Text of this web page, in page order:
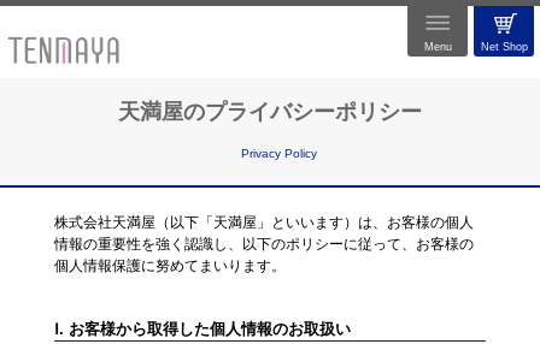
Net Shop
Menu
天満屋のプライバシーポリシー
Privacy Policy
株式会社天満屋（以下「天満屋」といいます）は、お客様の個人
情報の重要性を強く認識し、以下のポリシーに従って、お客様の
個人情報保護に努めてまいります。
Ⅰ. お客様から取得した個人情報のお取扱い